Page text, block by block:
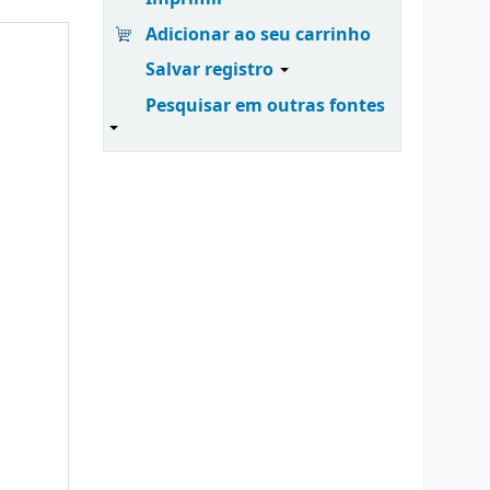
Adicionar ao seu carrinho
Salvar registro
Pesquisar em outras fontes